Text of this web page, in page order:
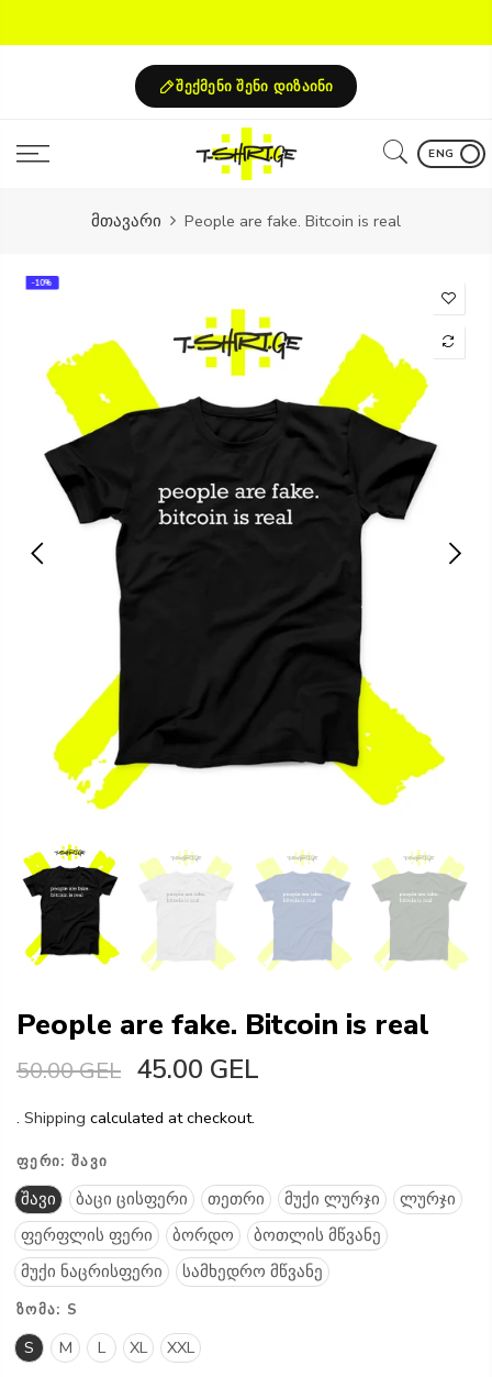
შექმენი შენი დიზაინი
ENG
მთავარი People are fake. Bitcoin is real
-10%
People are fake. Bitcoin is real
50.00 GEL 45.00 GEL
. Shipping calculated at checkout.
ᲤᲔᲠᲘ: ᲨᲐᲕᲘ
შავი ბაცი ცისფერი თეთრი მუქი ლურჯი
ლურჯი
ფერფლის ფერი
ბორდო
ბოთლის მწვანე
მუქი ნაცრისფერი
სამხედრო მწვანე
ᲖᲝᲛᲐ: S
S M L XL XXL